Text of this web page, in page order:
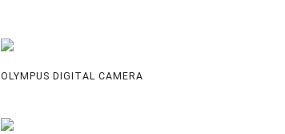
OLYMPUS DIGITAL CAMERA